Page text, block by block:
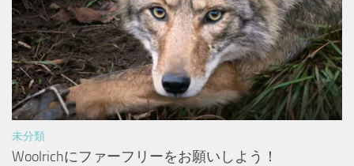
未分類
Woolrichにファーフリーをお願いしよう！